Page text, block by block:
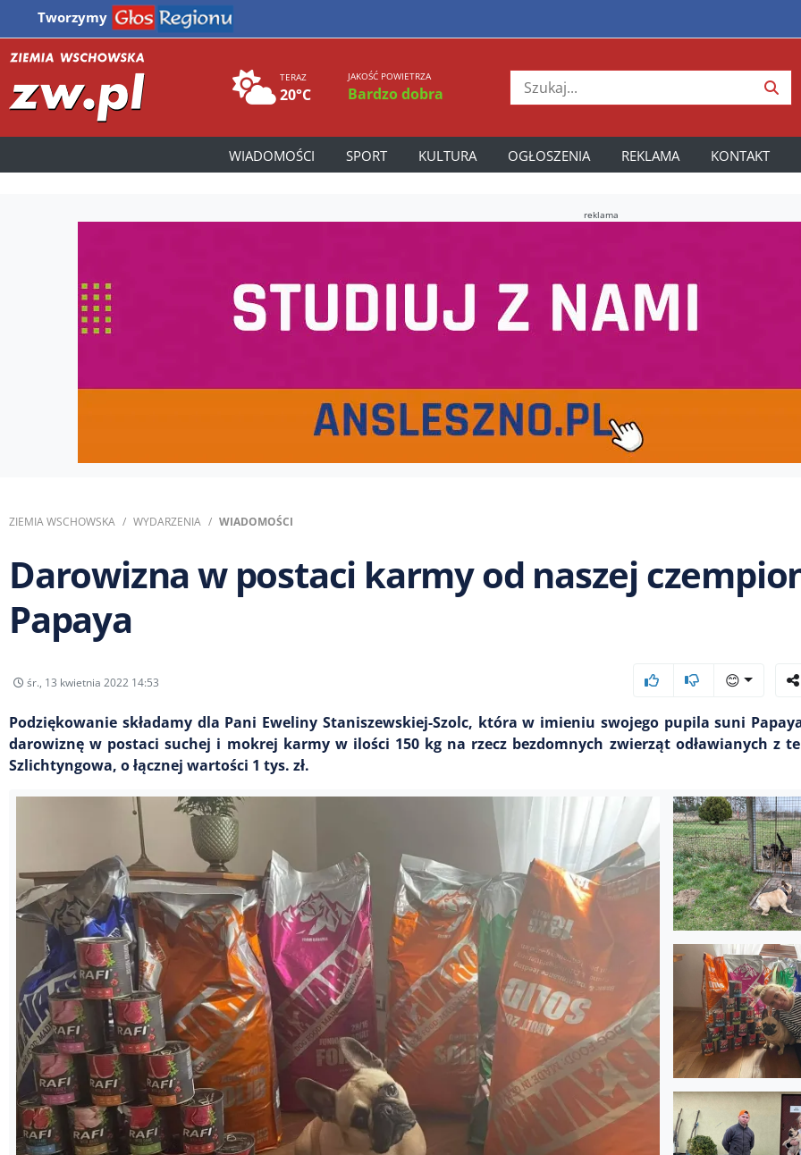
Tworzymy
TERAZ
20°C
JAKOŚĆ POWIETRZA
Bardzo dobra
WIADOMOŚCI SPORT KULTURA OGŁOSZENIA REKLAMA KONTAKT
reklama
ZIEMIA WSCHOWSKA WYDARZENIA WIADOMOŚCI
Darowizna w postaci karmy od naszej
Papaya
śr., 13 kwietnia 2022 14:53 😊
Podziękowanie składamy dla Pani Eweliny Staniszewskiej-Szolc, która w imieniu swojego pupila suni
darowiznę w postaci suchej i mokrej karmy w ilości 150 kg na rzecz bezdomnych zwierząt odławianych z
Szlichtyngowa, o łącznej wartości 1 tys. zł.